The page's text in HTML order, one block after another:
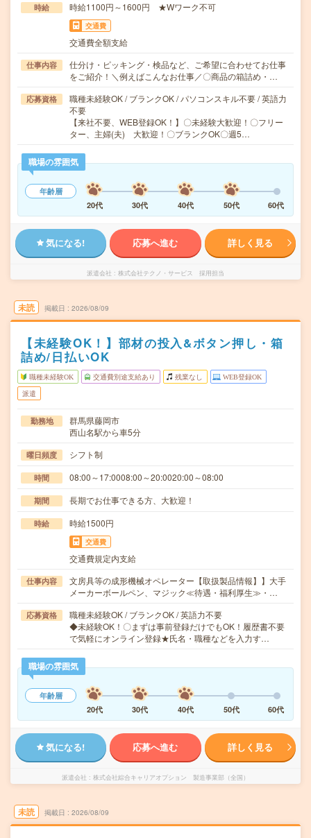
時給 時給1100円～1600円 ★Wワーク不可
交通費
交通費全額支給
仕事内容
仕分け・ピッキング・検品など、ご希望に合わせてお仕事
をご紹介！＼例えばこんなお仕事／〇商品の箱詰め・…
応募資格
職種未経験OK / ブランクOK / パソコンスキル不要 / 英語力
不要
【来社不要、WEB登録OK！】〇未経験大歓迎！〇フリー
ター、主婦(夫) 大歓迎！〇ブランクOK〇週5…
職場の雰囲気
年齢層
20代
30代 40代 50代 60代
気になる! 応募へ進む 詳しく見る
派遣会社 株式会社テクノ・サービス 採用担当
未読 掲載日 2026/08/09
【未経験OK！】部材の投入&ボタン押し・箱
詰め/日払いOK
職種未経験OK 交通費別途支給あり 残業なし WEB登録OK
派遣
勤務地
群馬県藤岡市
西山名駅から車5分
曜日頻度 シフト制
時間 08:00～17:0008:00～20:0020:00～08:00
期間 長期でお仕事できる方、大歓迎！
時給 時給1500円
交通費
交通費規定内支給
仕事内容
文房具等の成形機械オペレーター【取扱製品情報】】大手
メーカーボールペン、マジック≪待遇・福利厚生≫・…
応募資格
職種未経験OK / ブランクOK / 英語力不要
◆未経験OK！〇まずは事前登録だけでもOK！履歴書不要
で気軽にオンライン登録★氏名・職種などを入力す…
職場の雰囲気
年齢層
20代
30代 40代 50代 60代
気になる! 応募へ進む 詳しく見る
派遣会社 株式会社綜合キャリアオプション 製造事業部（全国）
未読 掲載日 2026/08/09